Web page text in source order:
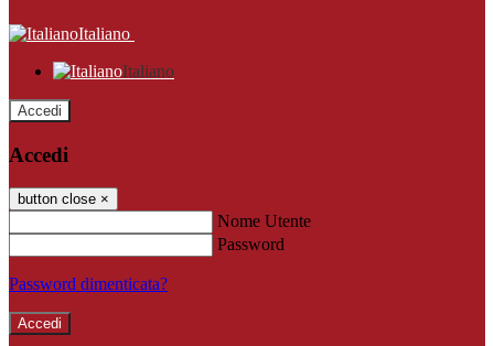
Italiano
Italiano
Accedi
Accedi
button close ×
Nome Utente
Password
Password dimenticata?